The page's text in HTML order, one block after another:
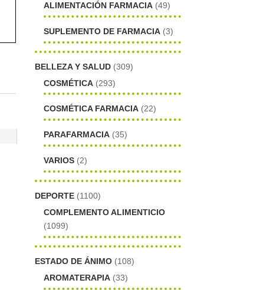
ALIMENTACIÓN FARMACIA (49)
SUPLEMENTO DE FARMACIA (3)
BELLEZA Y SALUD (309)
COSMÉTICA (293)
COSMÉTICA FARMACIA (22)
PARAFARMACIA (35)
VARIOS (2)
DEPORTE (1100)
COMPLEMENTO ALIMENTICIO
(1099)
ESTADO DE ÁNIMO (108)
AROMATERAPIA (33)